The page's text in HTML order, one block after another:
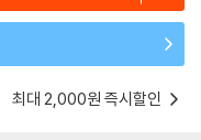
최대 2,000원 즉시할인